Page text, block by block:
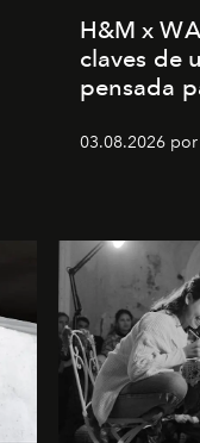
H&M x
claves de
pensada
03.08.2026